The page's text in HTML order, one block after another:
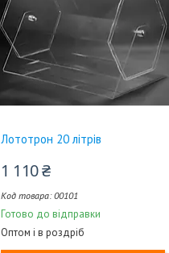
Лототрон 20 літрів
1 110 ₴
00101
Готово до відправки
Оптом і в роздріб